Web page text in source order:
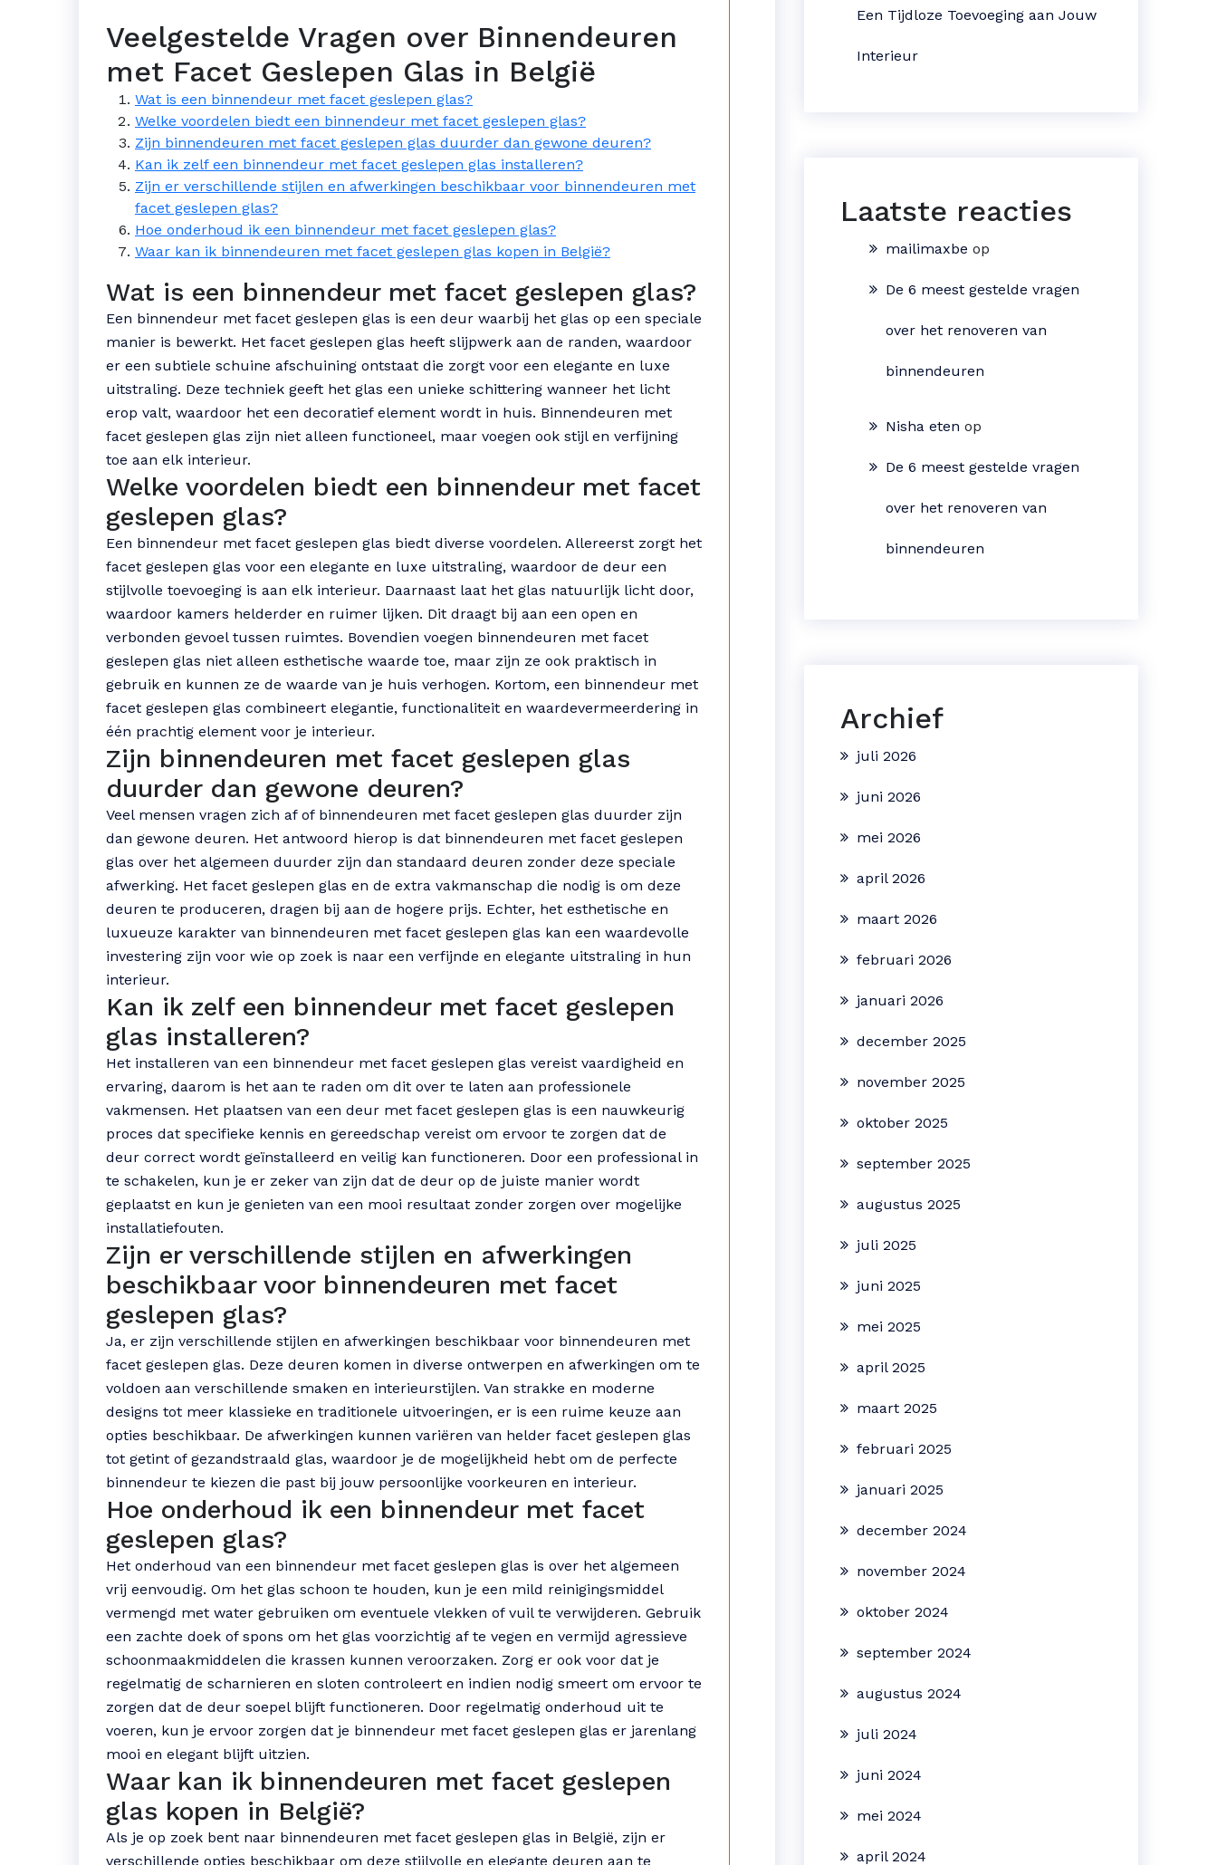
Veelgestelde Vragen over Binnendeuren
met Facet Geslepen Glas in België
Wat is een binnendeur met facet geslepen glas?
Welke voordelen biedt een binnendeur met facet geslepen glas?
Zijn binnendeuren met facet geslepen glas duurder dan gewone deuren?
Kan ik zelf een binnendeur met facet geslepen glas installeren?
Zijn er verschillende stijlen en afwerkingen beschikbaar voor binnendeuren met
facet geslepen glas?
Hoe onderhoud ik een binnendeur met facet geslepen glas?
Waar kan ik binnendeuren met facet geslepen glas kopen in België?
Wat is een binnendeur met facet geslepen glas?
Een binnendeur met facet geslepen glas is een deur waarbij het glas op een speciale
manier is bewerkt. Het facet geslepen glas heeft slijpwerk aan de randen, waardoor
er een subtiele schuine afschuining ontstaat die zorgt voor een elegante en luxe
uitstraling. Deze techniek geeft het glas een unieke schittering wanneer het licht
erop valt, waardoor het een decoratief element wordt in huis. Binnendeuren met
facet geslepen glas zijn niet alleen functioneel, maar voegen ook stijl en verfijning
toe aan elk interieur.
Welke voordelen biedt een binnendeur met facet
geslepen glas?
Een binnendeur met facet geslepen glas biedt diverse voordelen. Allereerst zorgt het
facet geslepen glas voor een elegante en luxe uitstraling, waardoor de deur een
stijlvolle toevoeging is aan elk interieur. Daarnaast laat het glas natuurlijk licht door,
waardoor kamers helderder en ruimer lijken. Dit draagt bij aan een open en
verbonden gevoel tussen ruimtes. Bovendien voegen binnendeuren met facet
geslepen glas niet alleen esthetische waarde toe, maar zijn ze ook praktisch in
gebruik en kunnen ze de waarde van je huis verhogen. Kortom, een binnendeur met
facet geslepen glas combineert elegantie, functionaliteit en waardevermeerdering in
één prachtig element voor je interieur.
Zijn binnendeuren met facet geslepen glas
duurder dan gewone deuren?
Veel mensen vragen zich af of binnendeuren met facet geslepen glas duurder zijn
dan gewone deuren. Het antwoord hierop is dat binnendeuren met facet geslepen
glas over het algemeen duurder zijn dan standaard deuren zonder deze speciale
afwerking. Het facet geslepen glas en de extra vakmanschap die nodig is om deze
deuren te produceren, dragen bij aan de hogere prijs. Echter, het esthetische en
luxueuze karakter van binnendeuren met facet geslepen glas kan een waardevolle
investering zijn voor wie op zoek is naar een verfijnde en elegante uitstraling in hun
interieur.
Kan ik zelf een binnendeur met facet geslepen
glas installeren?
Het installeren van een binnendeur met facet geslepen glas vereist vaardigheid en
ervaring, daarom is het aan te raden om dit over te laten aan professionele
vakmensen. Het plaatsen van een deur met facet geslepen glas is een nauwkeurig
proces dat specifieke kennis en gereedschap vereist om ervoor te zorgen dat de
deur correct wordt geïnstalleerd en veilig kan functioneren. Door een professional in
te schakelen, kun je er zeker van zijn dat de deur op de juiste manier wordt
geplaatst en kun je genieten van een mooi resultaat zonder zorgen over mogelijke
installatiefouten.
Zijn er verschillende stijlen en afwerkingen
beschikbaar voor binnendeuren met facet
geslepen glas?
Ja, er zijn verschillende stijlen en afwerkingen beschikbaar voor binnendeuren met
facet geslepen glas. Deze deuren komen in diverse ontwerpen en afwerkingen om te
voldoen aan verschillende smaken en interieurstijlen. Van strakke en moderne
designs tot meer klassieke en traditionele uitvoeringen, er is een ruime keuze aan
opties beschikbaar. De afwerkingen kunnen variëren van helder facet geslepen glas
tot getint of gezandstraald glas, waardoor je de mogelijkheid hebt om de perfecte
binnendeur te kiezen die past bij jouw persoonlijke voorkeuren en interieur.
Hoe onderhoud ik een binnendeur met facet
geslepen glas?
Het onderhoud van een binnendeur met facet geslepen glas is over het algemeen
vrij eenvoudig. Om het glas schoon te houden, kun je een mild reinigingsmiddel
vermengd met water gebruiken om eventuele vlekken of vuil te verwijderen. Gebruik
een zachte doek of spons om het glas voorzichtig af te vegen en vermijd agressieve
schoonmaakmiddelen die krassen kunnen veroorzaken. Zorg er ook voor dat je
regelmatig de scharnieren en sloten controleert en indien nodig smeert om ervoor te
zorgen dat de deur soepel blijft functioneren. Door regelmatig onderhoud uit te
voeren, kun je ervoor zorgen dat je binnendeur met facet geslepen glas er jarenlang
mooi en elegant blijft uitzien.
Waar kan ik binnendeuren met facet geslepen
glas kopen in België?
Als je op zoek bent naar binnendeuren met facet geslepen glas in België, zijn er
verschillende opties beschikbaar om deze stijlvolle en elegante deuren aan te
Een Tijdloze Toevoeging aan Jouw
Interieur
Laatste reacties
mailimaxbe op
De 6 meest gestelde vragen
over het renoveren van
binnendeuren
Nisha eten op
De 6 meest gestelde vragen
over het renoveren van
binnendeuren
Archief
juli 2026
juni 2026
mei 2026
april 2026
maart 2026
februari 2026
januari 2026
december 2025
november 2025
oktober 2025
september 2025
augustus 2025
juli 2025
juni 2025
mei 2025
april 2025
maart 2025
februari 2025
januari 2025
december 2024
november 2024
oktober 2024
september 2024
augustus 2024
juli 2024
juni 2024
mei 2024
april 2024